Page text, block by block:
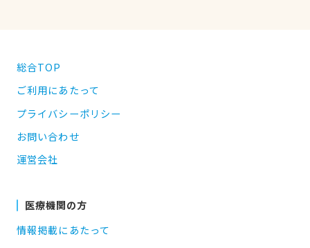
総合TOP
ご利用にあたって
プライバシーポリシー
お問い合わせ
運営会社
医療機関の方
情報掲載にあたって